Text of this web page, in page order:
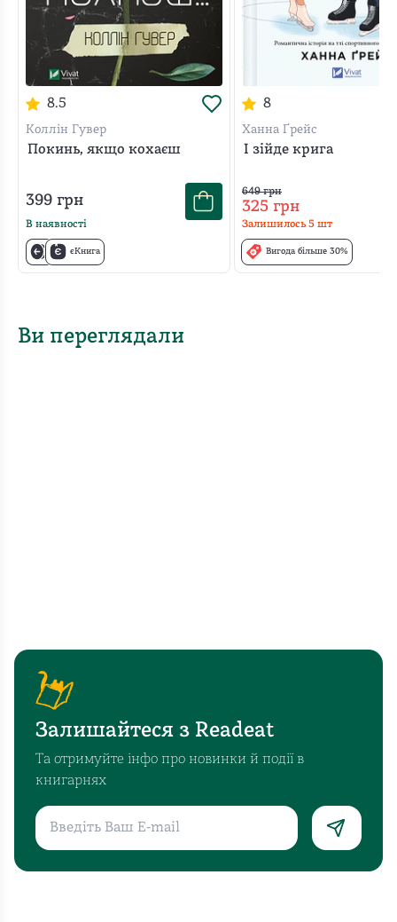
8.5
Коллін Гувер
Покинь, якщо кохаєш
399 грн
В наявності
єКнига
8
Ханна Ґрейс
І зійде крига
649грн
325грн
Залишилось 5шт
Вигода більше 30%
Ви переглядали
Залишайтеся з Readeat
Та отримуйте інфо про новинки й події в
книгарнях